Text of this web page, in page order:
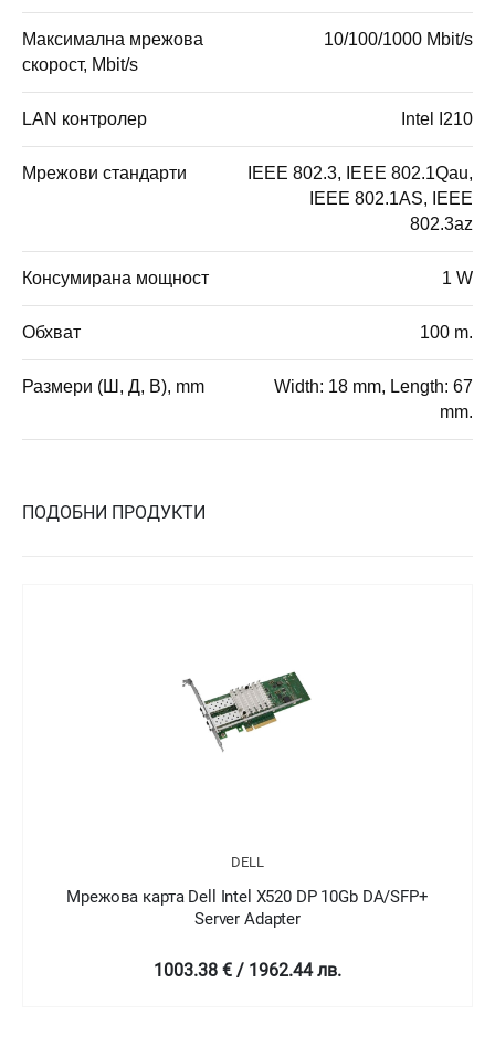
Максимална мрежова
скорост, Mbit/s
10/100/1000 Mbit/s
LAN контролер Intel I210
Мрежови стандарти
IEEE 802.3, IEEE 802.1Qau,
IEEE 802.1AS, IEEE
802.3az
Консумирана мощност 1 W
Обхват 100 m.
Размери (Ш, Д, В), mm
Width: 18 mm, Length: 67
mm.
ПОДОБНИ ПРОДУКТИ
DELL
Мрежова карта Dell Intel X520 DP 10Gb DA/SFP+
Server Adapter
1003.38 € / 1962.44 лв.